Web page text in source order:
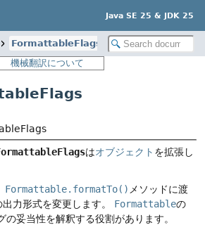
Java SE 25 & JDK 25
FormattableFlags
機械翻訳について
はオブジェクト を拡張し
Formattable.formatTo() メソッドに渡
出力形式を変更します。 Formattableの
妥当性を解釈する役割があります。